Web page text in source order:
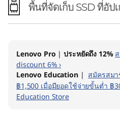
พื้นที่จัดเก็บ SSD ที่อัป
Lenovo Pro |ประหยัดถึง 12%
discount 6% ›
Lenovo Education| สมัครสม
฿1,500 เมื่อมียอดใช้จ่ายขั้นต่ำ ฿
Education Store